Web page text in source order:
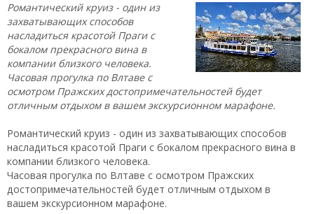
Романтический круиз - один из
захватывающих способов
насладиться красотой Праги с
бокалом прекрасного вина в
компании близкого человека.
Часовая прогулка по Влтаве с
осмотром Пражских достопримечательностей будет
отличным отдыхом в вашем экскурсионном марафоне.
Романтический круиз - один из захватывающих способов
насладиться красотой Праги с бокалом прекрасного вина в
компании близкого человека.
Часовая прогулка по Влтаве с осмотром Пражских
достопримечательностей будет отличным отдыхом в
вашем экскурсионном марафоне.